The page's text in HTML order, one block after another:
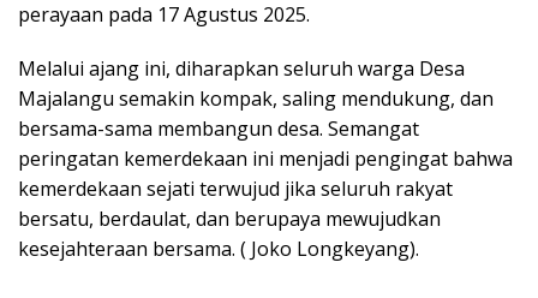
perayaan pada 17 Agustus 2025.
Melalui ajang ini, diharapkan seluruh warga Desa
Majalangu semakin kompak, saling mendukung, dan
bersama-sama membangun desa. Semangat
peringatan kemerdekaan ini menjadi pengingat bahwa
kemerdekaan sejati terwujud jika seluruh rakyat
bersatu, berdaulat, dan berupaya mewujudkan
kesejahteraan bersama. ( Joko Longkeyang).